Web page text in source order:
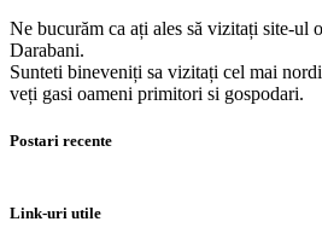
Ne bucurăm ca ați ales să vizitați site-ul
Darabani.
Sunteti bineveniți sa vizitați cel mai
veți gasi oameni primitori si gospodari.
Postari recente
Link-uri utile